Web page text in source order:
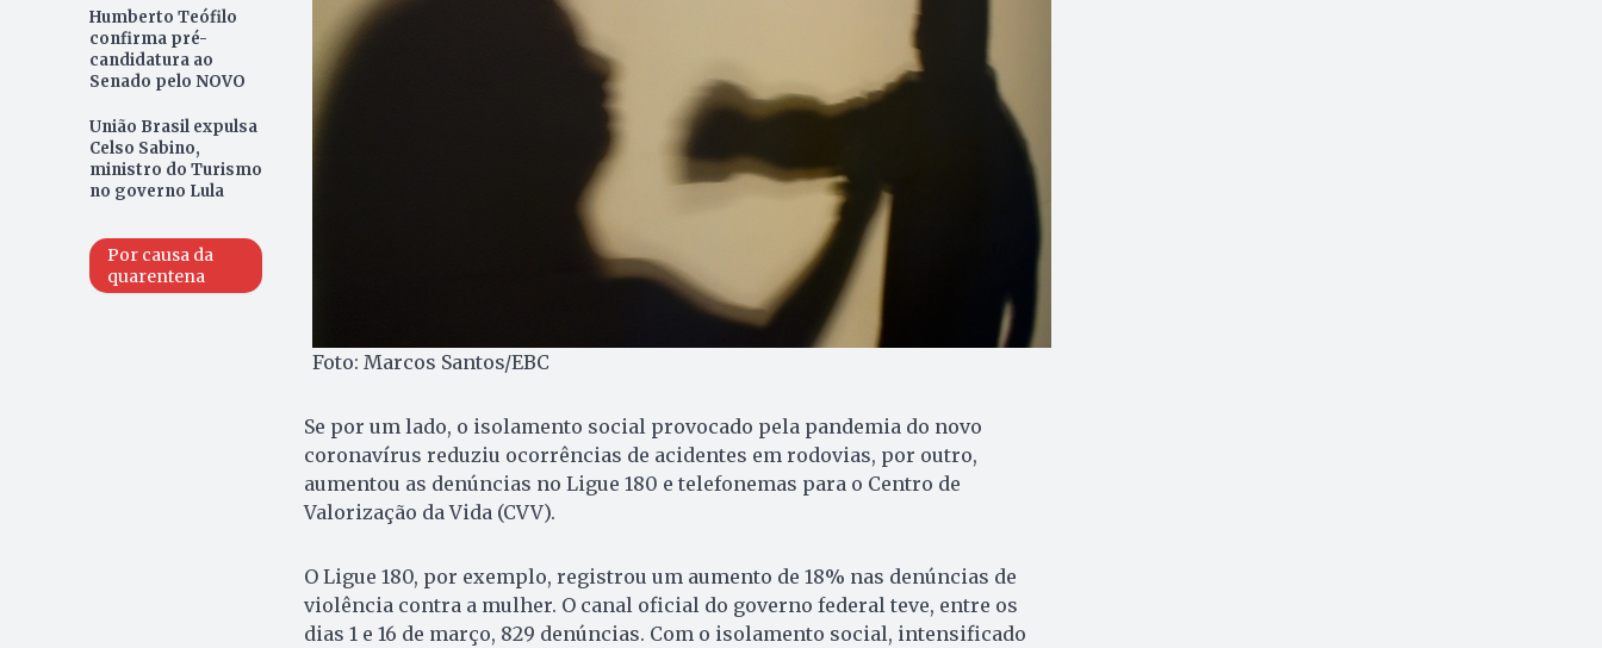
Humberto Teófilo
confirma pré-
candidatura ao
Senado pelo NOVO
União Brasil expulsa
Celso Sabino,
ministro do Turismo
no governo Lula
Por causa da
quarentena
Foto: Marcos Santos/EBC
Se por um lado, o isolamento social provocado pela pandemia do novo
coronavírus reduziu ocorrências de acidentes em rodovias, por outro,
aumentou as denúncias no Ligue 180 e telefonemas para o Centro de
Valorização da Vida (CVV).
O Ligue 180, por exemplo, registrou um aumento de 18% nas denúncias de
violência contra a mulher. O canal oficial do governo federal teve, entre os
dias 1 e 16 de março, 829 denúncias. Com o isolamento social, intensificado